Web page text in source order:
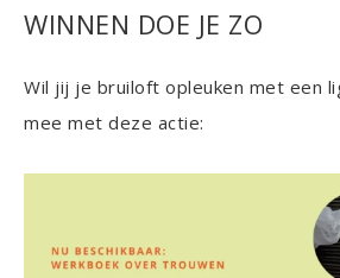
WINNEN DOE JE ZO
Wil jij je bruiloft opleuken met een
mee met deze actie: